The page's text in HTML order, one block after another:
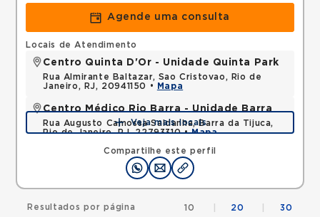
Agende uma consulta
Compartilhe este perfil
Locais de Atendimento
Centro Quinta D'Or - Unidade Quinta Park
Rua Almirante Baltazar, Sao Cristovao, Rio de
Janeiro, RJ, 20941150 •
Mapa
Centro Médico Rio Barra - Unidade Barra
Rua Augusto Camossa Saldanha, Barra da Tijuca,
Rio de Janeiro, RJ, 22793310 •Mapa
Veja mais locais
Resultados por página 10 20 30